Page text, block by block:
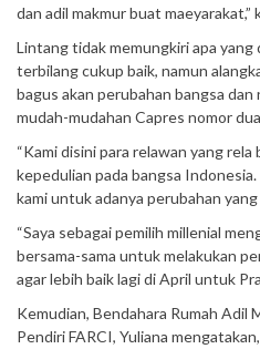
dan adil makmur buat
Lintang tidak memungkiri apa
terbilang cukup baik, namun
bagus akan perubahan bangsa
mudah-mudahan Capres nomor
“Kami disini para relawan yang
kepedulian pada bangsa
kami untuk adanya perubahan
“Saya sebagai pemilih millenial
bersama-sama untuk melakukan
agar lebih baik lagi di April untuk
Kemudian, Bendahara Rumah Adil
Pendiri FARCI, Yuliana